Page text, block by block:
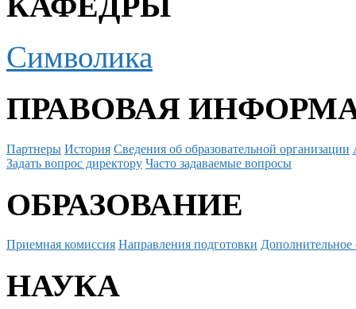
Символика
ПРАВОВАЯ
Партнеры История Сведения об образовательной организации
Задать вопрос директору Часто задаваемые вопросы
ОБРАЗОВАНИЕ
Приемная комиссия Направления подготовки Дополнительное
НАУКА